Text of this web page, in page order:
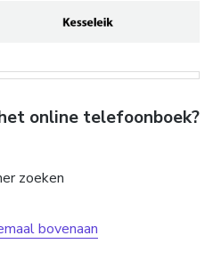
online telefoonboek?
zoeken
bovenaan